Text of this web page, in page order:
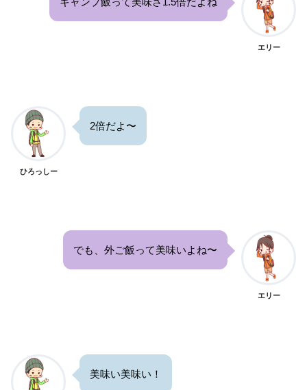
エリー
ひろっしー
2倍だよ〜
でも、外ご飯って美味いよね〜
エリー
美味い美味い！